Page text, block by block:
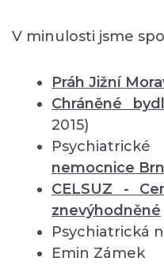
V minulosti jsme
Práh Jižní
Chráněné
2015)
nemocnice
CELSUZ -
znevýhodněné
Psychiatrická
Emin Zámek